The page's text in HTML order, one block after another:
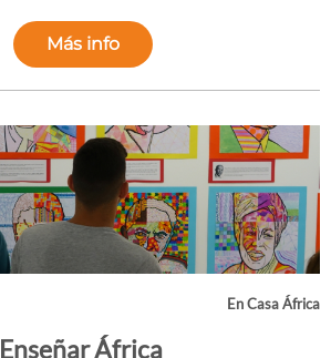
Más info
En Casa África
Enseñar África